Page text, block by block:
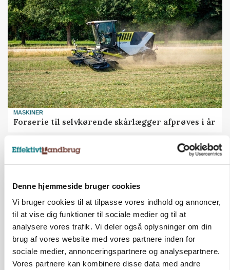
Denne hjemmeside bruger cookies
Vi bruger cookies til at tilpasse vores indhold og annoncer,
til at vise dig funktioner til sociale medier og til at
analysere vores trafik. Vi deler også oplysninger om din
brug af vores website med vores partnere inden for
sociale medier, annonceringspartnere og analysepartnere.
Vores partnere kan kombinere disse data med andre
MASKINER
Forserie til selvkørende skårlægger afprøves i år
ARRANGEMENT
Loading...